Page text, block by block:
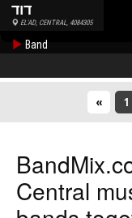
דוד
EL'AD, CENTRAL, 4084305
Band
« 1
Central